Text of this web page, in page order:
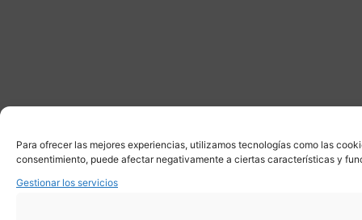
Para ofrecer las mejores experiencias, utilizamos tecnologías como las
consentimiento, puede afectar negativamente a ciertas características y
Gestionar los servicios